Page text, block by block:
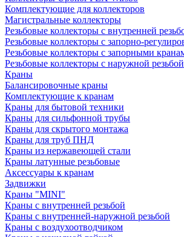
Комплектующие для коллекторов
Магистральные коллекторы
Резьбовые коллекторы с внутренней
Резьбовые коллекторы с запорно-
Резьбовые коллекторы с запорными
Резьбовые коллекторы с наружной резьбой
Краны
Балансировочные краны
Комплектующие к кранам
Краны для бытовой техники
Краны для сильфонной трубы
Краны для скрытого монтажа
Краны для труб ПНД
Краны из нержавеющей стали
Краны латунные резьбовые
Аксессуары к кранам
Задвижки
Краны "MINI"
Краны с внутренней резьбой
Краны с внутренней-наружной резьбой
Краны с воздухоотводчиком